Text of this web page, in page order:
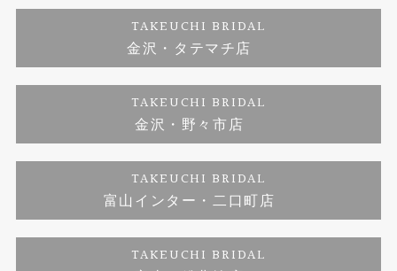
婚約ネックレス
ダイヤモンド
ジュエリーリフォーム
プロポーズサポート
ブランドリスト
福井指輪工房｜手作りペアリング
福井指輪工房｜手作り結婚指輪 and 婚約指輪
福井工房｜手作り婚約指輪プロポーズプラン
お客様の声
プライバシーポリシー
TAKEUCHI BRIDAL
金沢・タテマチ店
TAKEUCHI BRIDAL
金沢・野々市店
TAKEUCHI BRIDAL
富山インター・二口町店
TAKEUCHI BRIDAL